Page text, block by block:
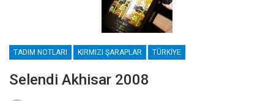
TADIM NOTLARI KIRMIZI ŞARAPLAR TÜRKIYE
Selendi Akhisar 2008